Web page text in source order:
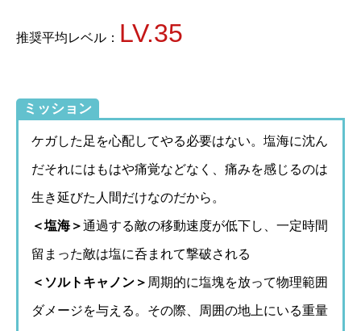
推奨平均レベル： LV.35
ミッション
ケガした足を心配してやる必要はない。塩海に沈ん
だそれにはもはや痛覚などなく、痛みを感じるのは
生き延びた人間だけなのだから。
＜塩海＞通過する敵の移動速度が低下し、一定時間
留まった敵は塩に呑まれて撃破される
＜ソルトキャノン＞ 周期的に塩塊を放って物理範囲
ダメージを与える。その際、周囲の地上にいる重量